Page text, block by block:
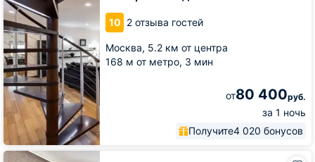
10 2 отзыва гостей
Москва, 5.2 км от центра
168 м от метро, 3 мин
от80 400руб.
за 1 ночь
Получите4 020 бонусов
ремонтом
с
шикарным
видом
на
Беговой
Гостиница